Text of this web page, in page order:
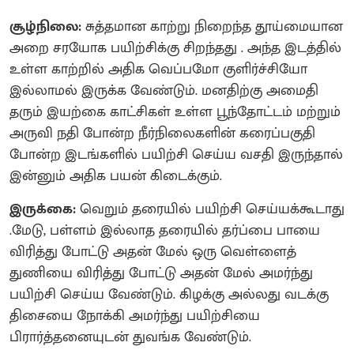
சூழ்நிலை:சுத்தமான காற்று நிறைந்த தூய்மையான
அறை சரயோக பயிற்சிக்கு சிறந்தது . அந்த இடத்தில்
உள்ள காற்றில் அதிக வெப்பமோ குளிர்ச்சியோ
இல்லாமல் இருக்க வேண்டும். மனதிற்கு அமைதி
தரும் இயற்கை காட்சிகள் உள்ள பூந்தோட்டம் மற்றும்
அருவி நதி போன்ற நீர்நிலைகளின் கரைப்பகுதி
போன்ற இடங்களில் பயிற்சி செய்ய வசதி இருந்தால்
இன்னும் அதிக பயன் கிடைக்கும்.
இருக்கை:வெறும் தரையில் பயிற்சி செய்யக்கூடாது
.மேடு, பள்ளம் இல்லாத தரையில் தர்ப்பை பாயை
விரித்து போட்டு அதன் மேல் ஒரு வெள்ளைத்
துணியை விரித்து போட்டு அதன் மேல் அமர்ந்து
பயிற்சி செய்ய வேண்டும். கிழக்கு அல்லது வடக்கு
திசையை நோக்கி அமர்ந்து பயிற்சியை
பிரார்த்தனையுடன் துவங்க வேண்டும்.